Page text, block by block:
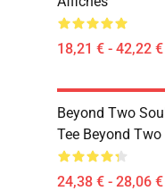
18,21 € - 42,22 €
Beyond Two
Tee Beyond
24,38 € - 28,06 €